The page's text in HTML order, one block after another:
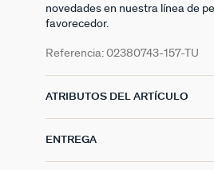
novedades en nuestra línea de
favorecedor.
Referencia: 02380743-157-TU
ATRIBUTOS DEL ARTÍCULO
ENTREGA